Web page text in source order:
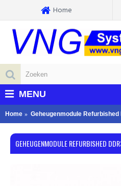
Home
MENU
Home Geheugenmodule Refurbished
GEHEUGENMODULE REFURBISHED